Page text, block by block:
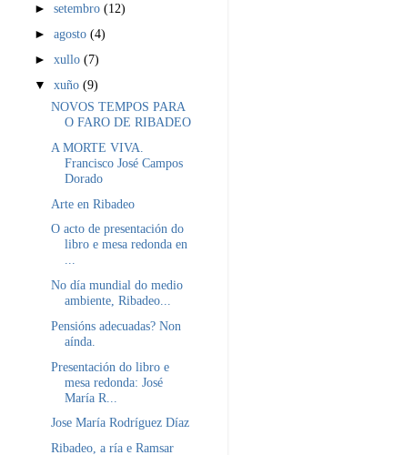
►setembro(12)
►agosto(4)
►xullo(7)
▼xuño(9)
NOVOS TEMPOS PARA
O FARO DE RIBADEO
A MORTE VIVA.
Francisco José Campos
Dorado
Arte en Ribadeo
O acto de presentación do
libro e mesa redonda en
...
No día mundial do medio
ambiente, Ribadeo...
Pensións adecuadas? Non
aínda.
Presentación do libro e
mesa redonda: José
María R...
Jose María Rodríguez Díaz
Ribadeo, a ría e Ramsar